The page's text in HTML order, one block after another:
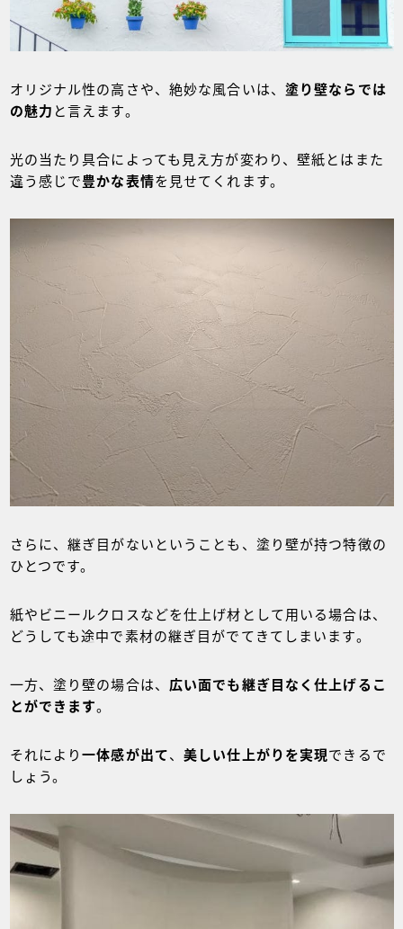
オリジナル性の高さや、絶妙な風合いは、 塗り壁ならでは
の魅力 と言えます。
光の当たり具合によっても見え方が変わり、壁紙とはまた
違う感じで豊かな表情を見せてくれます。
さらに、継ぎ目がないということも、塗り壁が持つ特徴の
ひとつです。
紙やビニールクロスなどを仕上げ材として用いる場合は、
どうしても途中で素材の継ぎ目がでてきてしまいます。
一方、塗り壁の場合は、 広い面でも継ぎ目なく仕上げるこ
とができます。
それにより一体感が出て、 美しい仕上がりを実現できるで
しょう。